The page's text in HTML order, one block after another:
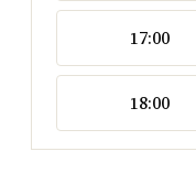
17:00
18:00